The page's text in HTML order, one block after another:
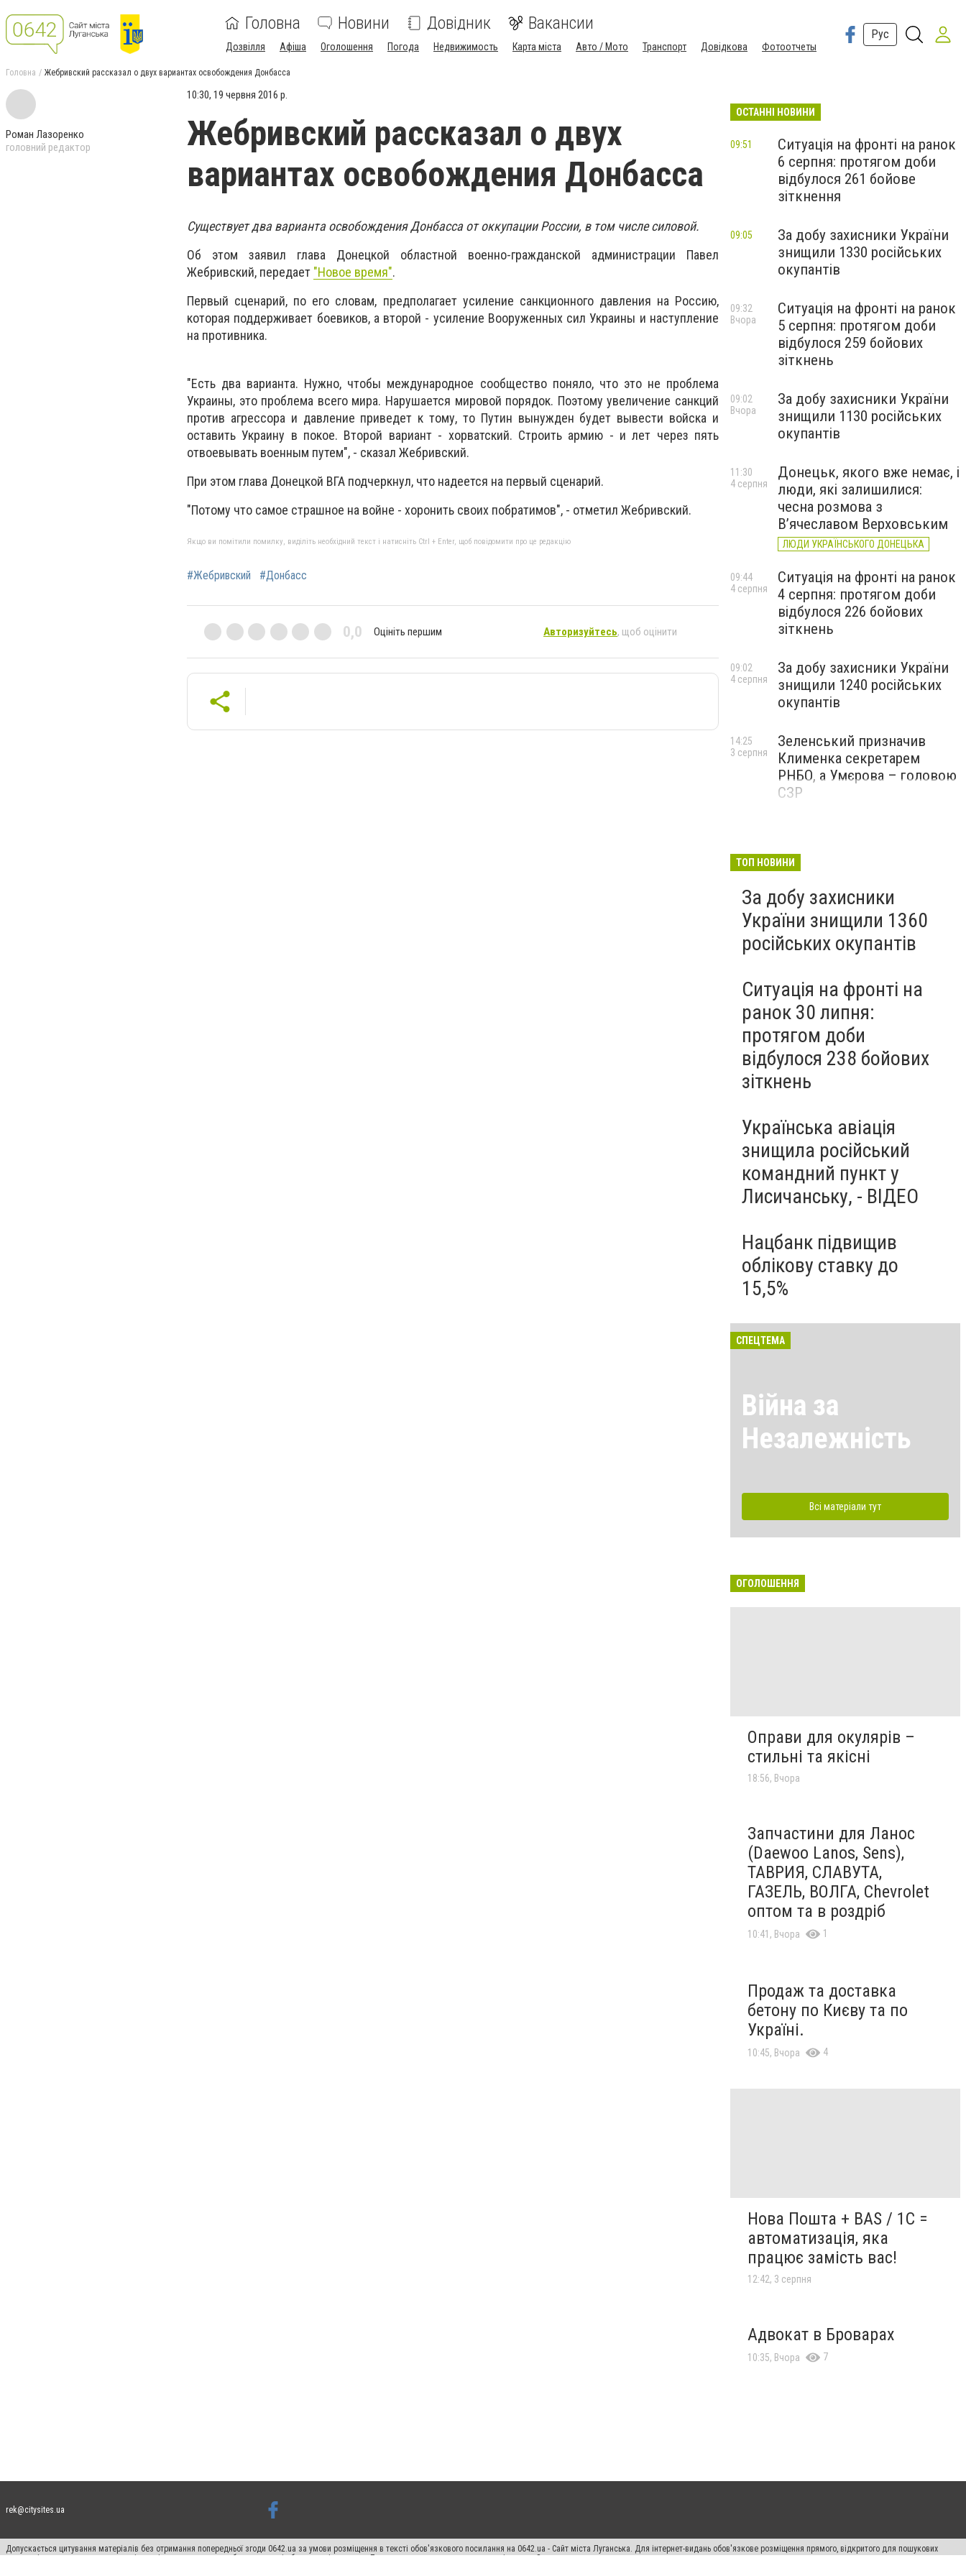
Головна Новини Довідник Вакансии
Дозвілля Афіша Оголошення Погода Недвижимость Карта міста Авто / Мото Транспорт Довідкова Фотоотчеты
Рус
Головна Жебривский рассказал о двух вариантах освобождения Донбасса
Роман Лазоренко
головний редактор
10:30, 19 червня 2016 р.
Жебривский рассказал о двух
вариантах освобождения Донбасса
Существует два варианта освобождения Донбасса от оккупации России, в том числе силовой.
Об этом заявил глава Донецкой областной военно-гражданской администрации Павел
Жебривский, передает "Новое время".
Первый сценарий, по его словам, предполагает усиление санкционного давления на Россию,
которая поддерживает боевиков, а второй - усиление Вооруженных сил Украины и наступление
на противника.
"Есть два варианта. Нужно, чтобы международное сообщество поняло, что это не проблема
Украины, это проблема всего мира. Нарушается мировой порядок. Поэтому увеличение санкций
против агрессора и давление приведет к тому, то Путин вынужден будет вывести войска и
оставить Украину в покое. Второй вариант - хорватский. Строить армию - и лет через пять
отвоевывать военным путем", - сказал Жебривский.
При этом глава Донецкой ВГА подчеркнул, что надеется на первый сценарий.
"Потому что самое страшное на войне - хоронить своих побратимов", - отметил Жебривский.
Якщо ви помітили помилку, виділіть необхідний текст і натисніть Ctrl + Enter, щоб повідомити про це редакцію
#Жебривский #Донбасс
0,0 Оцініть першим Авторизуйтесь, щоб оцінити
ОСТАННІ НОВИНИ
Ситуація на фронті на ранок
6 серпня: протягом доби
відбулося 261 бойове
зіткнення
09:51
За добу захисники України
знищили 1330 російських
окупантів
09:05
Ситуація на фронті на ранок
5 серпня: протягом доби
відбулося 259 бойових
зіткнень
09:32
Вчора
За добу захисники України
знищили 1130 російських
окупантів
09:02
Вчора
Донецьк, якого вже немає, і
люди, які залишилися:
чесна розмова з
В’ячеславом Верховським
ЛЮДИ УКРАЇНСЬКОГО ДОНЕЦЬКА
11:30
4 серпня
Ситуація на фронті на ранок
4 серпня: протягом доби
відбулося 226 бойових
зіткнень
09:44
4 серпня
За добу захисники України
знищили 1240 російських
окупантів
09:02
4 серпня
Зеленський призначив
Клименка секретарем
РНБО, а Умєрова – головою
СЗР
14:25
3 серпня
ТОП НОВИНИ
За добу захисники
України знищили 1360
російських окупантів
Ситуація на фронті на
ранок 30 липня:
протягом доби
відбулося 238 бойових
зіткнень
Українська авіація
знищила російський
командний пункт у
Лисичанську, - ВІДЕО
Нацбанк підвищив
облікову ставку до
15,5%
СПЕЦТЕМА
Війна за
Незалежність
Всі матеріали тут
ОГОЛОШЕННЯ
Оправи для окулярів –
стильні та якісні
18:56, Вчора
Запчастини для Ланос
(Daewoo Lanos, Sens),
ТАВРИЯ, СЛАВУТА,
ГАЗЕЛЬ, ВОЛГА, Chevrolet
оптом та в роздріб
10:41, Вчора 1
Продаж та доставка
бетону по Києву та по
Україні.
10:45, Вчора 4
Нова Пошта + BAS / 1C =
автоматизація, яка
працює замість вас!
12:42, 3 серпня
Адвокат в Броварах
10:35, Вчора 7
rek@citysites.ua
Допускається цитування матеріалів без отримання попередньої згоди 0642.ua за умови розміщення в тексті обов'язкового посилання на 0642.ua - Сайт міста Луганська. Для інтернет-видань обов'язкове розміщення прямого, відкритого для пошукових
систем гіперпосилання на цитовані статті не нижче другого абзацу в тексті або в якості джерела. Порушення виняткових прав переслідується Законом.